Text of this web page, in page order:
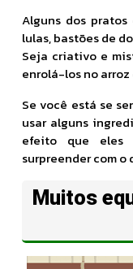
Alguns dos
lulas, bastões de
Seja criativo e
enrolá-los no arroz
Se você está se
usar alguns
efeito que eles
surpreender com
Muitos